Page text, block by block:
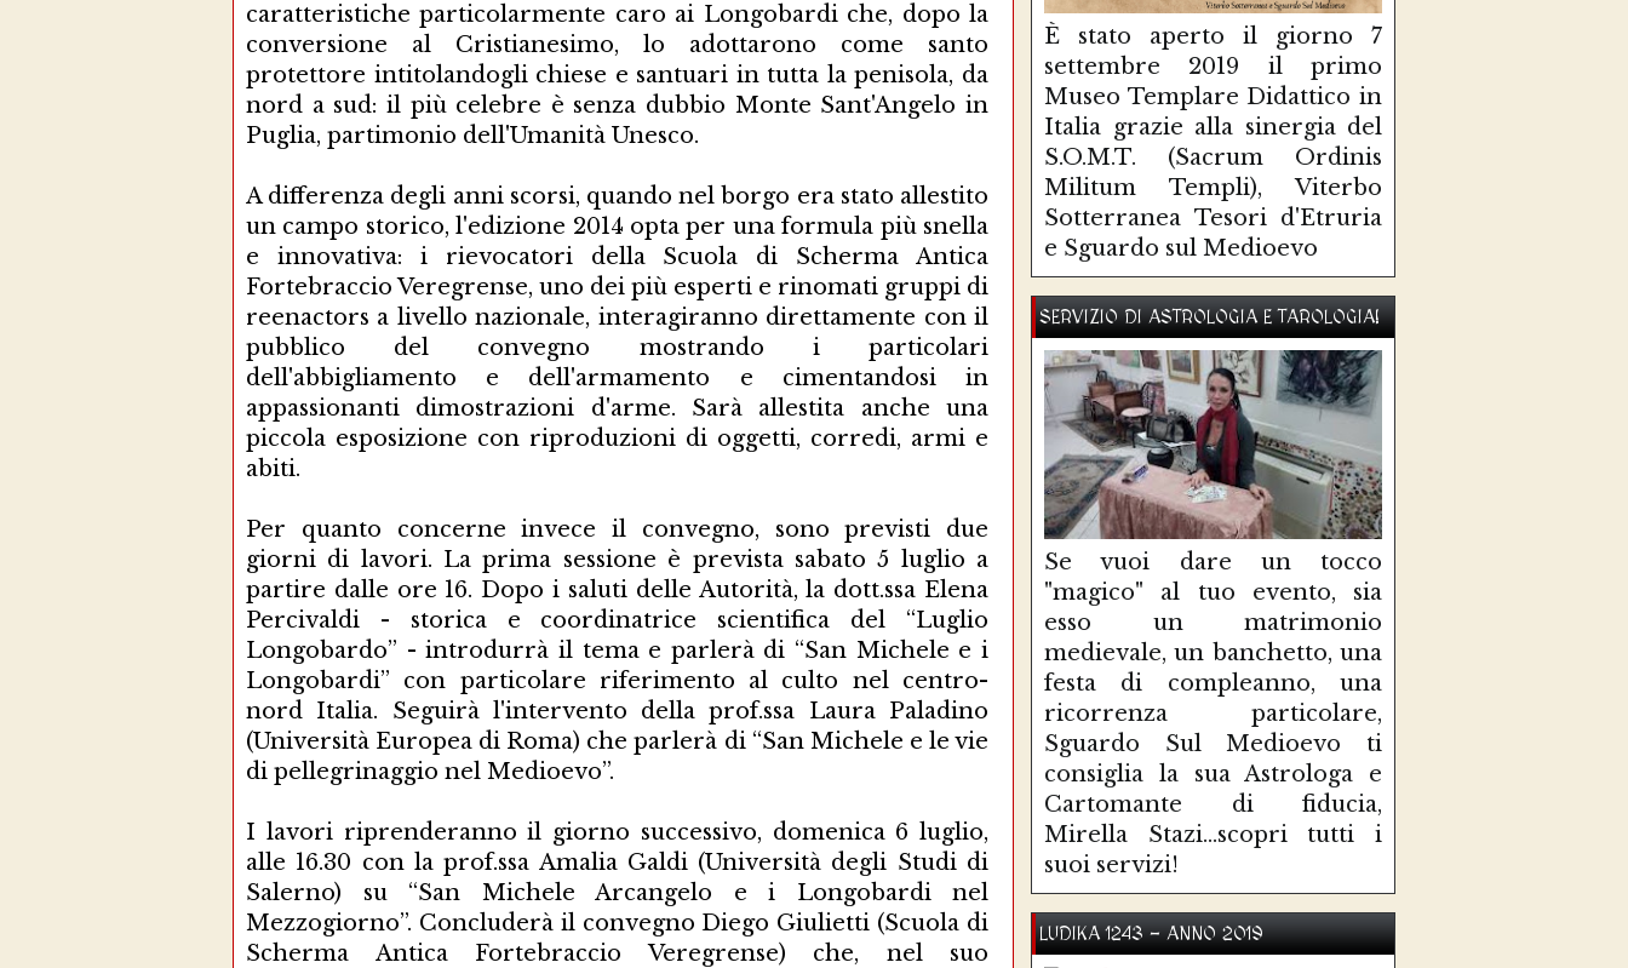
caratteristiche particolarmente caro ai Longobardi che, dopo la
conversione al Cristianesimo, lo adottarono come santo
protettore intitolandogli chiese e santuari in tutta la penisola, da
nord a sud: il più celebre è senza dubbio Monte Sant'Angelo in
Puglia, partimonio dell'Umanità Unesco.
A differenza degli anni scorsi, quando nel borgo era stato allestito
un campo storico, l'edizione 2014 opta per una formula più snella
e innovativa: i rievocatori della Scuola di Scherma Antica
Fortebraccio Veregrense, uno dei più esperti e rinomati gruppi di
reenactors a livello nazionale, interagiranno direttamente con il
pubblico del convegno mostrando i particolari
dell'abbigliamento e dell'armamento e cimentandosi in
appassionanti dimostrazioni d'arme. Sarà allestita anche una
piccola esposizione con riproduzioni di oggetti, corredi, armi e
abiti.
Per quanto concerne invece il convegno, sono previsti due
giorni di lavori. La prima sessione è prevista sabato 5 luglio a
partire dalle ore 16. Dopo i saluti delle Autorità, la dott.ssa Elena
Percivaldi - storica e coordinatrice scientifica del “Luglio
Longobardo” - introdurrà il tema e parlerà di “San Michele e i
Longobardi” con particolare riferimento al culto nel centro-
nord Italia. Seguirà l'intervento della prof.ssa Laura Paladino
(Università Europea di Roma) che parlerà di “San Michele e le vie
di pellegrinaggio nel Medioevo”.
I lavori riprenderanno il giorno successivo, domenica 6 luglio,
alle 16.30 con la prof.ssa Amalia Galdi (Università degli Studi di
Salerno) su “San Michele Arcangelo e i Longobardi nel
Mezzogiorno”. Concluderà il convegno Diego Giulietti (Scuola di
Scherma Antica Fortebraccio Veregrense) che, nel suo
È stato aperto il giorno 7
settembre 2019 il primo
Museo Templare Didattico in
Italia grazie alla sinergia del
S.O.M.T. (Sacrum Ordinis
Militum Templi), Viterbo
Sotterranea Tesori d'Etruria
e Sguardo sul Medioevo
SERVIZIO DI ASTROLOGIA E TAROLOGIA!
Se vuoi dare un tocco
"magico" al tuo evento, sia
esso un matrimonio
medievale, un banchetto, una
festa di compleanno, una
ricorrenza particolare,
Sguardo Sul Medioevo ti
consiglia la sua Astrologa e
Cartomante di fiducia,
Mirella Stazi...scopri tutti i
suoi servizi!
LUDIKA 1243 - ANNO 2019